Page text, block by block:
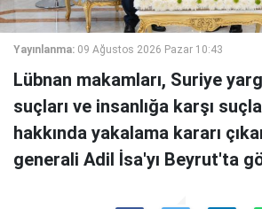
Yayınlanma: 09 Ağustos 2026 Pazar 10:43
Lübnan makamları, Suriye
suçları ve insanlığa karşı
hakkında yakalama kararı
generali Adil İsa'yı Beyrut'ta